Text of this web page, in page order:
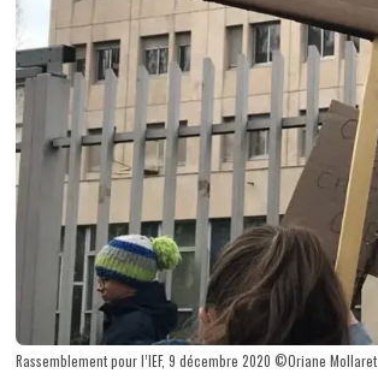
Rassemblement pour l’IEF, 9 décembre 2020 ©Oriane Mollaret